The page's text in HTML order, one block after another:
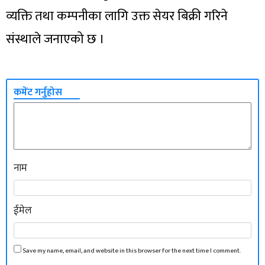
व्यक्ति तथा कम्पनीका लागि उक्त सेयर बिक्री गरिने
संस्थाले जनाएको छ ।
कमेंट गर्नुहोस
नाम
ईमेल
Save my name, email, and website in this browser for the next time I comment.